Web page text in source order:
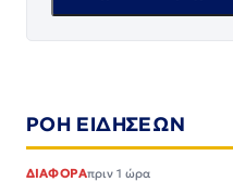
ΡΟΗ ΕΙΔΗΣΕΩΝ
ΔΙΑΦΟΡΑπριν 1 ώρα